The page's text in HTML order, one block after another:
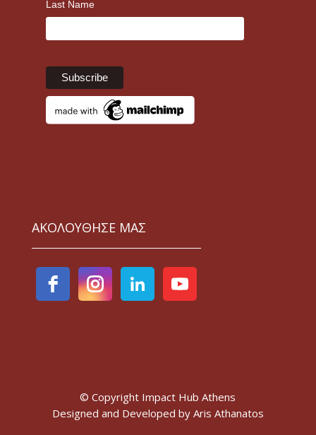
Last Name
ΑΚΟΛΟΥΘΗΣΕ ΜΑΣ
© Copyright Impact Hub Athens
Designed and Developed by Aris Athanatos